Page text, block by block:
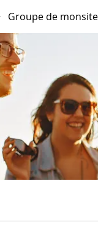
Groupe de monsite